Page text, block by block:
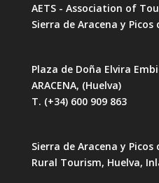
AETS - Association of
Sierra de Aracena y Picos
Plaza de Doña Elvira
ARACENA, (Huelva)
T. (+34) 600 909 863
Sierra de Aracena y
Rural Tourism, Huelva,